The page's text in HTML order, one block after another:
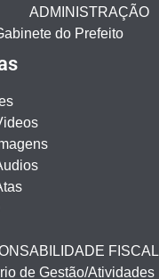
ADMINISTRAÇÃO
do Prefeito
FISCAL
de Gestão/Atividades